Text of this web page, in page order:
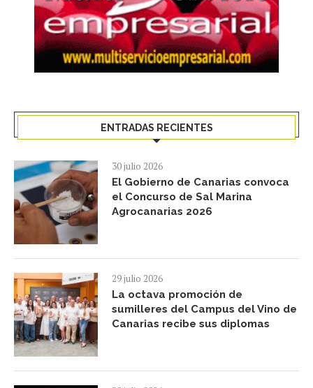
ENTRADAS RECIENTES
30 julio 2026
El Gobierno de Canarias convoca
el Concurso de Sal Marina
Agrocanarias 2026
29 julio 2026
La octava promoción de
sumilleres del Campus del Vino de
Canarias recibe sus diplomas